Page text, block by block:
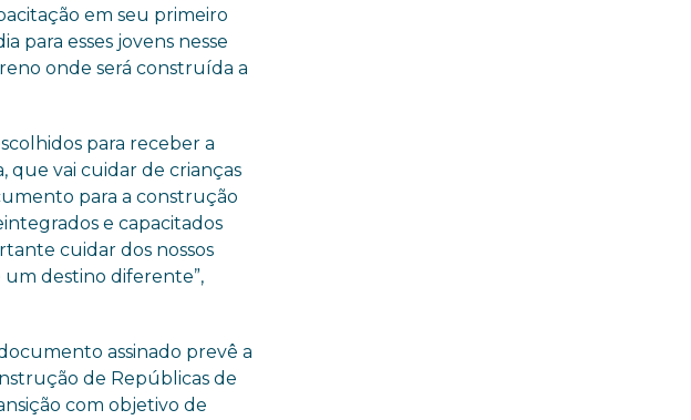
em seu primeiro
para esses jovens nesse
onde será construída a
para receber a
que vai cuidar de crianças
para a construção
e capacitados
cuidar dos nossos
destino diferente”,
assinado prevê a
de Repúblicas de
com objetivo de